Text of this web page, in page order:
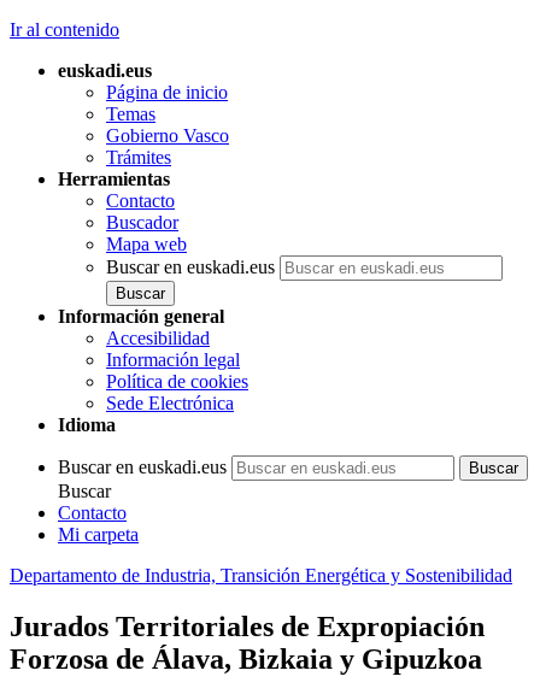
Ir al contenido
euskadi.eus
Página de inicio
Temas
Gobierno Vasco
Trámites
Herramientas
Contacto
Buscador
Mapa web
Buscar en euskadi.eus
Información general
Accesibilidad
Información legal
Política de cookies
Sede Electrónica
Idioma
Buscar en euskadi.eus
Buscar
Contacto
Mi carpeta
Departamento de Industria, Transición Energética y Sostenibilidad
Jurados Territoriales de Expropiación
Forzosa de Álava, Bizkaia y Gipuzkoa